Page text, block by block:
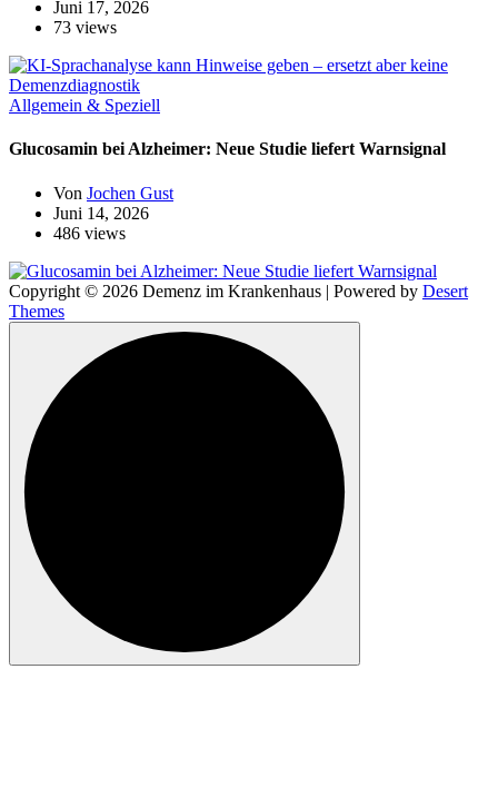
Juni 17, 2026
73 views
Allgemein & Speziell
Glucosamin bei Alzheimer: Neue Studie liefert Warnsignal
Von Jochen Gust
Juni 14, 2026
486 views
Copyright © 2026 Demenz im Krankenhaus | Powered by Desert
Themes